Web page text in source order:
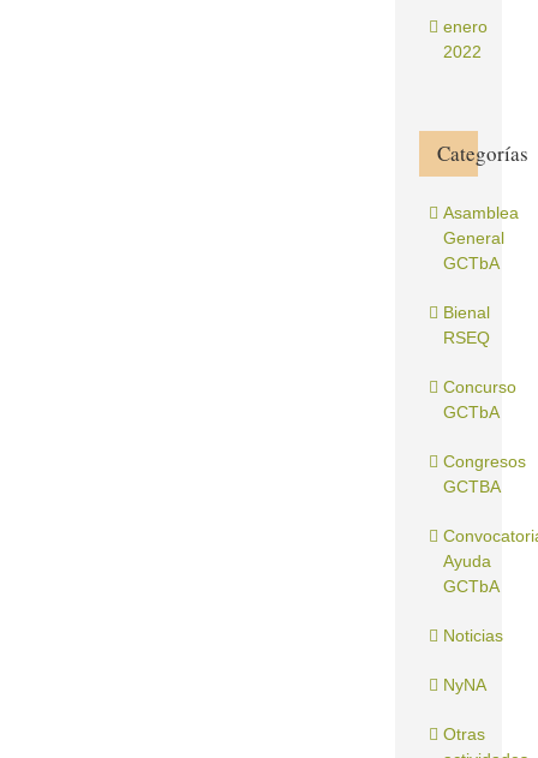
enero
2022
Categorías
Asamblea
General
GCTbA
Bienal
RSEQ
Concurso
GCTbA
Congresos
GCTBA
Ayuda
GCTbA
Noticias
NyNA
Otras